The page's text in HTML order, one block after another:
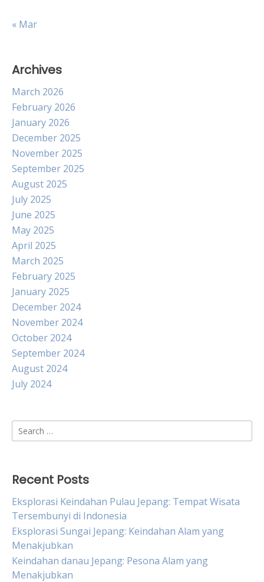
« Mar
Archives
March 2026
February 2026
January 2026
December 2025
November 2025
September 2025
August 2025
July 2025
June 2025
May 2025
April 2025
March 2025
February 2025
January 2025
December 2024
November 2024
October 2024
September 2024
August 2024
July 2024
Search
for:
Recent Posts
Eksplorasi Keindahan Pulau Jepang: Tempat Wisata
Tersembunyi di Indonesia
Eksplorasi Sungai Jepang: Keindahan Alam yang
Menakjubkan
Keindahan danau Jepang: Pesona Alam yang
Menakjubkan